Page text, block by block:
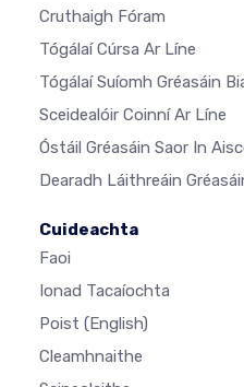
Cruthaigh Fóram
Tógálaí Cúrsa Ar Líne
Tógálaí Suíomh Gréasáin
Sceidealóir Coinní Ar Líne
Óstáil Gréasáin Saor In
Dearadh Láithreáin
Cuideachta
Faoi
Ionad Tacaíochta
Poist (English)
Cleamhnaithe